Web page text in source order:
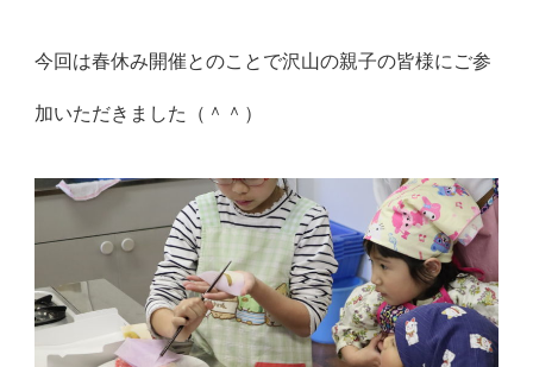
今回は春休み開催とのことで沢山の親子の皆様にご参
加いただきました（＾＾）